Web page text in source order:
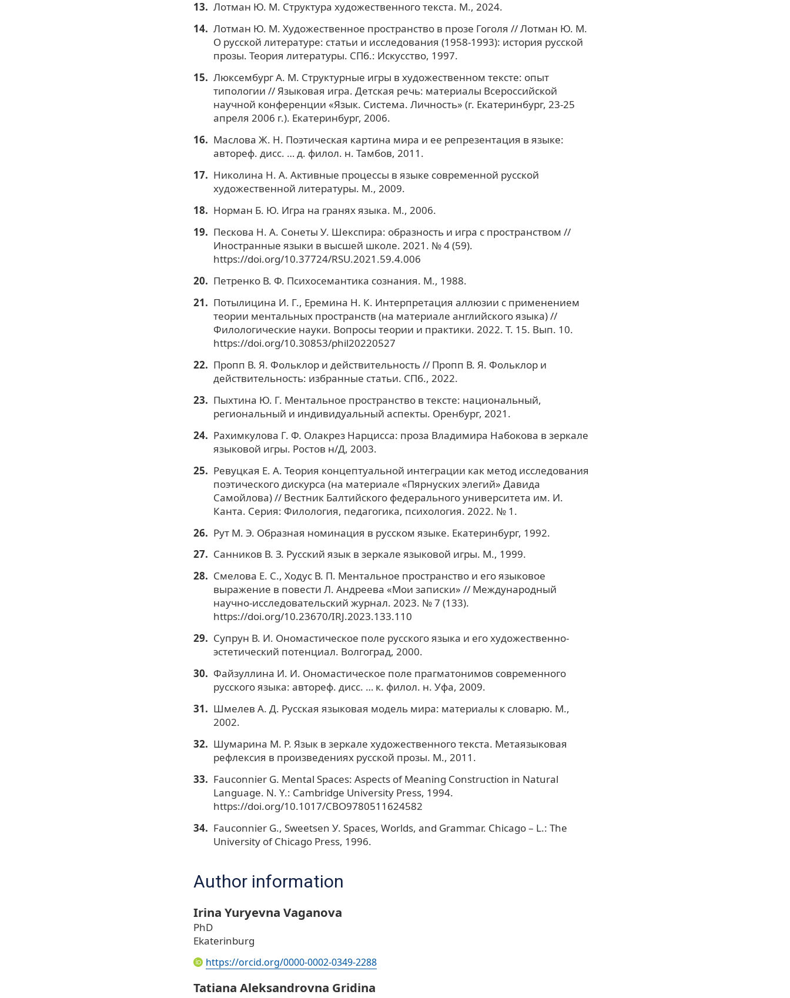
Лотман Ю. М. Структура художественного текста. М., 2024.
Лотман Ю. М. Художественное пространство в прозе Гоголя // Лотман Ю. М.
О русской литературе: статьи и исследования (1958-1993): история русской
прозы. Теория литературы. СПб.: Искусство, 1997.
Люксембург А. М. Структурные игры в художественном тексте: опыт
типологии // Языковая игра. Детская речь: материалы Всероссийской
научной конференции «Язык. Система. Личность» (г. Екатеринбург, 23-25
апреля 2006 г.). Екатеринбург, 2006.
Маслова Ж. Н. Поэтическая картина мира и ее репрезентация в языке:
автореф. дисс. … д. филол. н. Тамбов, 2011.
Николина Н. А. Активные процессы в языке современной русской
художественной литературы. М., 2009.
Норман Б. Ю. Игра на гранях языка. М., 2006.
Пескова Н. А. Сонеты У. Шекспира: образность и игра с пространством //
Иностранные языки в высшей школе. 2021. № 4 (59).
https://doi.org/10.37724/RSU.2021.59.4.006
Петренко В. Ф. Психосемантика сознания. М., 1988.
Потылицина И. Г., Еремина Н. К. Интерпретация аллюзии с применением
теории ментальных пространств (на материале английского языка) //
Филологические науки. Вопросы теории и практики. 2022. Т. 15. Вып. 10.
https://doi.org/10.30853/phil20220527
Пропп В. Я. Фольклор и действительность // Пропп В. Я. Фольклор и
действительность: избранные статьи. СПб., 2022.
Пыхтина Ю. Г. Ментальное пространство в тексте: национальный,
региональный и индивидуальный аспекты. Оренбург, 2021.
Рахимкулова Г. Ф. Олакрез Нарцисса: проза Владимира Набокова в зеркале
языковой игры. Ростов н/Д, 2003.
Ревуцкая Е. А. Теория концептуальной интеграции как метод исследования
поэтического дискурса (на материале «Пярнуских элегий» Давида
Самойлова) // Вестник Балтийского федерального университета им. И.
Канта. Серия: Филология, педагогика, психология. 2022. № 1.
Рут М. Э. Образная номинация в русском языке. Екатеринбург, 1992.
Санников В. З. Русский язык в зеркале языковой игры. М., 1999.
Смелова Е. С., Ходус В. П. Ментальное пространство и его языковое
выражение в повести Л. Андреева «Мои записки» // Международный
научно-исследовательский журнал. 2023. № 7 (133).
https://doi.org/10.23670/IRJ.2023.133.110
Супрун В. И. Ономастическое поле русского языка и его художественно-
эстетический потенциал. Волгоград, 2000.
Файзуллина И. И. Ономастическое поле прагматонимов современного
русского языка: автореф. дисс. … к. филол. н. Уфа, 2009.
Шмелев А. Д. Русская языковая модель мира: материалы к словарю. М.,
2002.
Шумарина М. Р. Язык в зеркале художественного текста. Метаязыковая
рефлексия в произведениях русской прозы. М., 2011.
Fauconnier G. Mental Spaces: Aspects of Meaning Construction in Natural
Language. N. Y.: Cambridge University Press, 1994.
https://doi.org/10.1017/CBO9780511624582
Fauconnier G., Sweetsen У. Spaces, Worlds, and Grammar. Chicago – L.: The
University of Chicago Press, 1996.
Author information
Irina Yuryevna Vaganova
PhD
Ekaterinburg
https://orcid.org/0000-0002-0349-2288
Tatiana Aleksandrovna Gridina